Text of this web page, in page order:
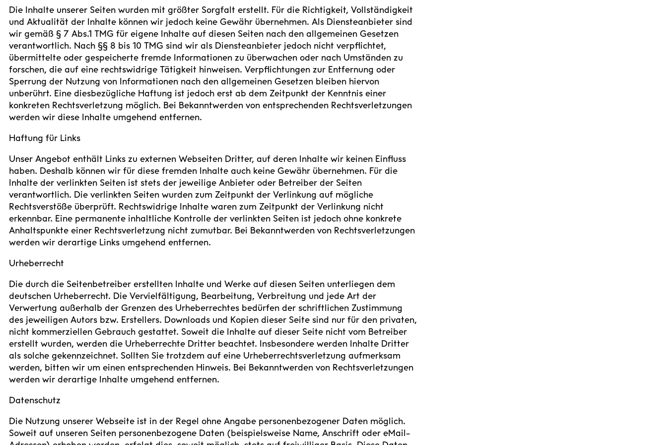
Die Inhalte unserer Seiten wurden mit größter Sorgfalt erstellt. Für die Richtigkeit, Vollständigkeit
und Aktualität der Inhalte können wir jedoch keine Gewähr übernehmen. Als Diensteanbieter sind
wir gemäß § 7 Abs.1 TMG für eigene Inhalte auf diesen Seiten nach den allgemeinen Gesetzen
verantwortlich. Nach §§ 8 bis 10 TMG sind wir als Diensteanbieter jedoch nicht verpflichtet,
übermittelte oder gespeicherte fremde Informationen zu überwachen oder nach Umständen zu
forschen, die auf eine rechtswidrige Tätigkeit hinweisen. Verpflichtungen zur Entfernung oder
Sperrung der Nutzung von Informationen nach den allgemeinen Gesetzen bleiben hiervon
unberührt. Eine diesbezügliche Haftung ist jedoch erst ab dem Zeitpunkt der Kenntnis einer
konkreten Rechtsverletzung möglich. Bei Bekanntwerden von entsprechenden Rechtsverletzungen
werden wir diese Inhalte umgehend entfernen.
Haftung für Links
Unser Angebot enthält Links zu externen Webseiten Dritter, auf deren Inhalte wir keinen Einfluss
haben. Deshalb können wir für diese fremden Inhalte auch keine Gewähr übernehmen. Für die
Inhalte der verlinkten Seiten ist stets der jeweilige Anbieter oder Betreiber der Seiten
verantwortlich. Die verlinkten Seiten wurden zum Zeitpunkt der Verlinkung auf mögliche
Rechtsverstöße überprüft. Rechtswidrige Inhalte waren zum Zeitpunkt der Verlinkung nicht
erkennbar. Eine permanente inhaltliche Kontrolle der verlinkten Seiten ist jedoch ohne konkrete
Anhaltspunkte einer Rechtsverletzung nicht zumutbar. Bei Bekanntwerden von Rechtsverletzungen
werden wir derartige Links umgehend entfernen.
Urheberrecht
Die durch die Seitenbetreiber erstellten Inhalte und Werke auf diesen Seiten unterliegen dem
deutschen Urheberrecht. Die Vervielfältigung, Bearbeitung, Verbreitung und jede Art der
Verwertung außerhalb der Grenzen des Urheberrechtes bedürfen der schriftlichen Zustimmung
des jeweiligen Autors bzw. Erstellers. Downloads und Kopien dieser Seite sind nur für den privaten,
nicht kommerziellen Gebrauch gestattet. Soweit die Inhalte auf dieser Seite nicht vom Betreiber
erstellt wurden, werden die Urheberrechte Dritter beachtet. Insbesondere werden Inhalte Dritter
als solche gekennzeichnet. Sollten Sie trotzdem auf eine Urheberrechtsverletzung aufmerksam
werden, bitten wir um einen entsprechenden Hinweis. Bei Bekanntwerden von Rechtsverletzungen
werden wir derartige Inhalte umgehend entfernen.
Datenschutz
Die Nutzung unserer Webseite ist in der Regel ohne Angabe personenbezogener Daten möglich.
Soweit auf unseren Seiten personenbezogene Daten (beispielsweise Name, Anschrift oder eMail-